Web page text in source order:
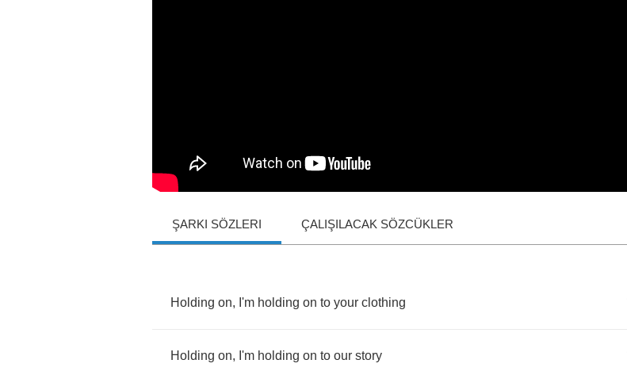
ŞARKI SÖZLERI ÇALIŞILACAK SÖZCÜKLER
Holding on, I'm holding on to your clothing
Holding on, I'm holding on to our story